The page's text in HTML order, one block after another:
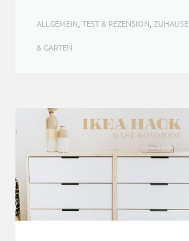
ALLGEMEIN ,TEST & REZENSION ,ZUHAUSE
& GARTEN